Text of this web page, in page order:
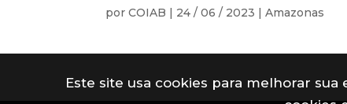
porCOIAB | 24 / 06 / 2023 |Amazonas
Este site usa cookies para melhorar